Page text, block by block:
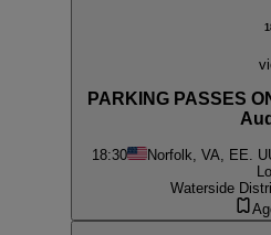
PARKING PASSES
18:30 Norfolk, VA, EE.
Waterside